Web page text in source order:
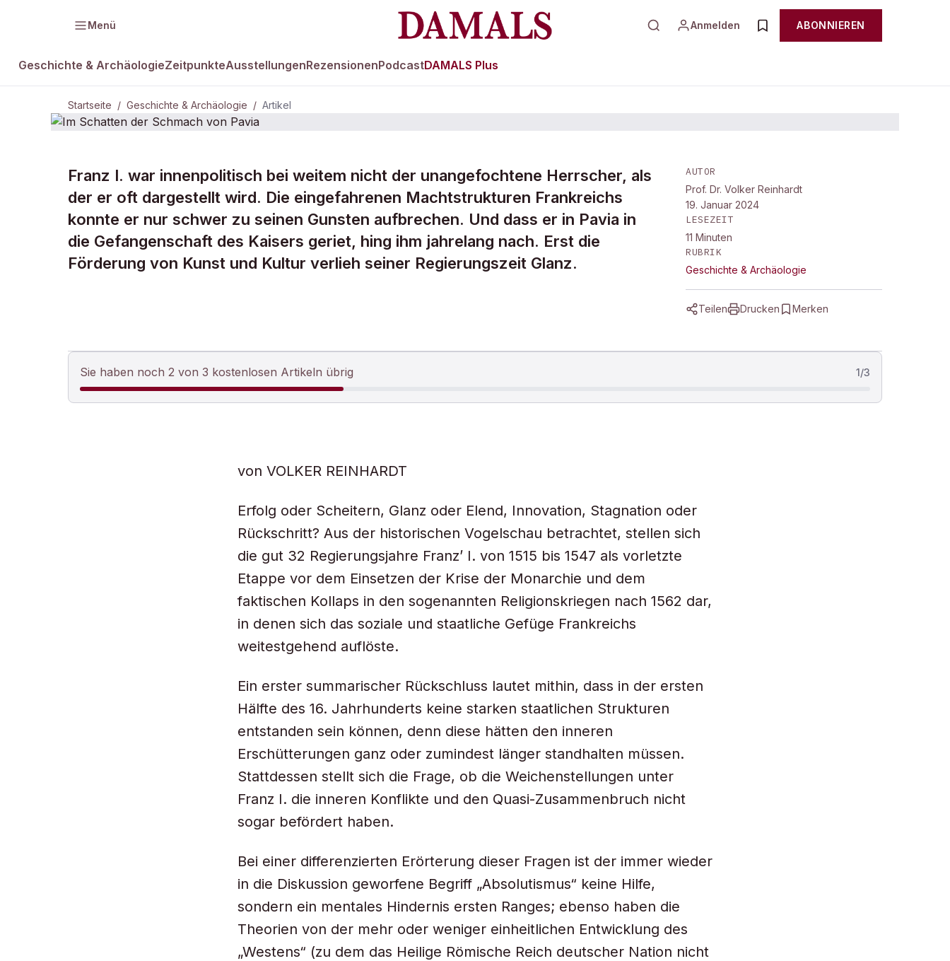
Menü Anmelden ABONNIEREN
Geschichte & ArchäologieZeitpunkteAusstellungenRezensionenPodcastDAMALS Plus
Startseite / Geschichte & Archäologie / Artikel
DAMALS Plus GESCHICHTE & ARCHÄOLOGIE
Im Schatten der Schmach
von Pavia
Franz I. war innenpolitisch bei weitem nicht der unangefochtene Herrscher, als
der er oft dargestellt wird. Die eingefahrenen Machtstrukturen Frankreichs
konnte er nur schwer zu seinen Gunsten aufbrechen. Und dass er in Pavia in
die Gefangenschaft des Kaisers geriet, hing ihm jahrelang nach. Erst die
Förderung von Kunst und Kultur verlieh seiner Regierungszeit Glanz.
AUTOR
Prof. Dr. Volker Reinhardt
19. Januar 2024
LESEZEIT
11 Minuten
RUBRIK
Geschichte & Archäologie
Teilen Drucken Merken
Sie haben noch 2 von 3 kostenlosen Artikeln übrig 1/3
von VOLKER REINHARDT
Erfolg oder Scheitern, Glanz oder Elend, Innovation, Stagnation oder
Rückschritt? Aus der historischen Vogelschau betrachtet, stellen sich
die gut 32 Regierungsjahre Franz’ I. von 1515 bis 1547 als vorletzte
Etappe vor dem Einsetzen der Krise der Monarchie und dem
faktischen Kollaps in den sogenannten Religionskriegen nach 1562 dar,
in denen sich das soziale und staatliche Gefüge Frankreichs
weitestgehend auflöste.
Ein erster summarischer Rückschluss lautet mithin, dass in der ersten
Hälfte des 16. Jahrhunderts keine starken staatlichen Strukturen
entstanden sein können, denn diese hätten den inneren
Erschütterungen ganz oder zumindest länger standhalten müssen.
Stattdessen stellt sich die Frage, ob die Weichenstellungen unter
Franz I. die inneren Konflikte und den Quasi-Zusammenbruch nicht
sogar befördert haben.
Bei einer differenzierten Erörterung dieser Fragen ist der immer wieder
in die Diskussion geworfene Begriff „Absolutismus“ keine Hilfe,
sondern ein mentales Hindernis ersten Ranges; ebenso haben die
Theorien von der mehr oder weniger einheitlichen Entwicklung des
„Westens“ (zu dem das Heilige Römische Reich deutscher Nation nicht